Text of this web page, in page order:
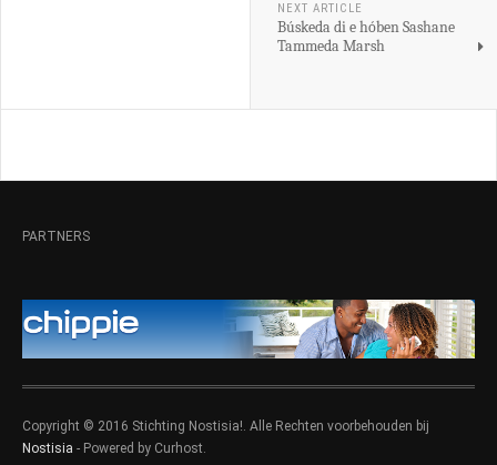
NEXT ARTICLE
Búskeda di e hóben Sashane
Tammeda Marsh
PARTNERS
Copyright © 2016 Stichting Nostisia!. Alle Rechten voorbehouden bij
Nostisia - Powered by Curhost.